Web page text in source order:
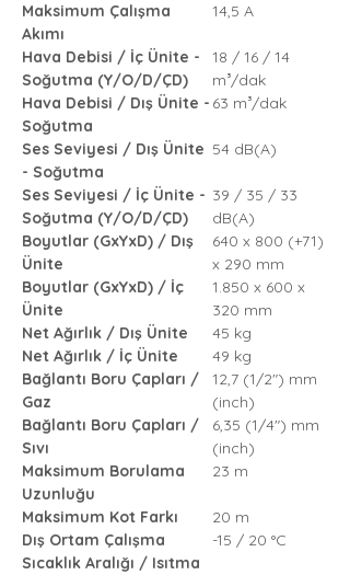
Maksimum Çalışma
Akımı
14,5 A
Hava Debisi / İç Ünite -
Soğutma (Y/O/D/ÇD)
18 / 16 / 14
m³/dak
Hava Debisi / Dış Ünite -
Soğutma
63 m³/dak
Ses Seviyesi / Dış Ünite
- Soğutma
54 dB(A)
Ses Seviyesi / İç Ünite -
Soğutma (Y/O/D/ÇD)
39 / 35 / 33
dB(A)
Boyutlar (GxYxD) / Dış
Ünite
640 x 800 (+71)
x 290 mm
Boyutlar (GxYxD) / İç
Ünite
1.850 x 600 x
320 mm
Net Ağırlık / Dış Ünite
45 kg
Net Ağırlık / İç Ünite
49 kg
Bağlantı Boru Çapları /
Gaz
12,7 (1/2") mm
(inch)
Bağlantı Boru Çapları /
Sıvı
6,35 (1/4") mm
(inch)
Maksimum Borulama
Uzunluğu
23 m
Maksimum Kot Farkı
20 m
Dış Ortam Çalışma
Sıcaklık Aralığı / Isıtma
-15 / 20 °C